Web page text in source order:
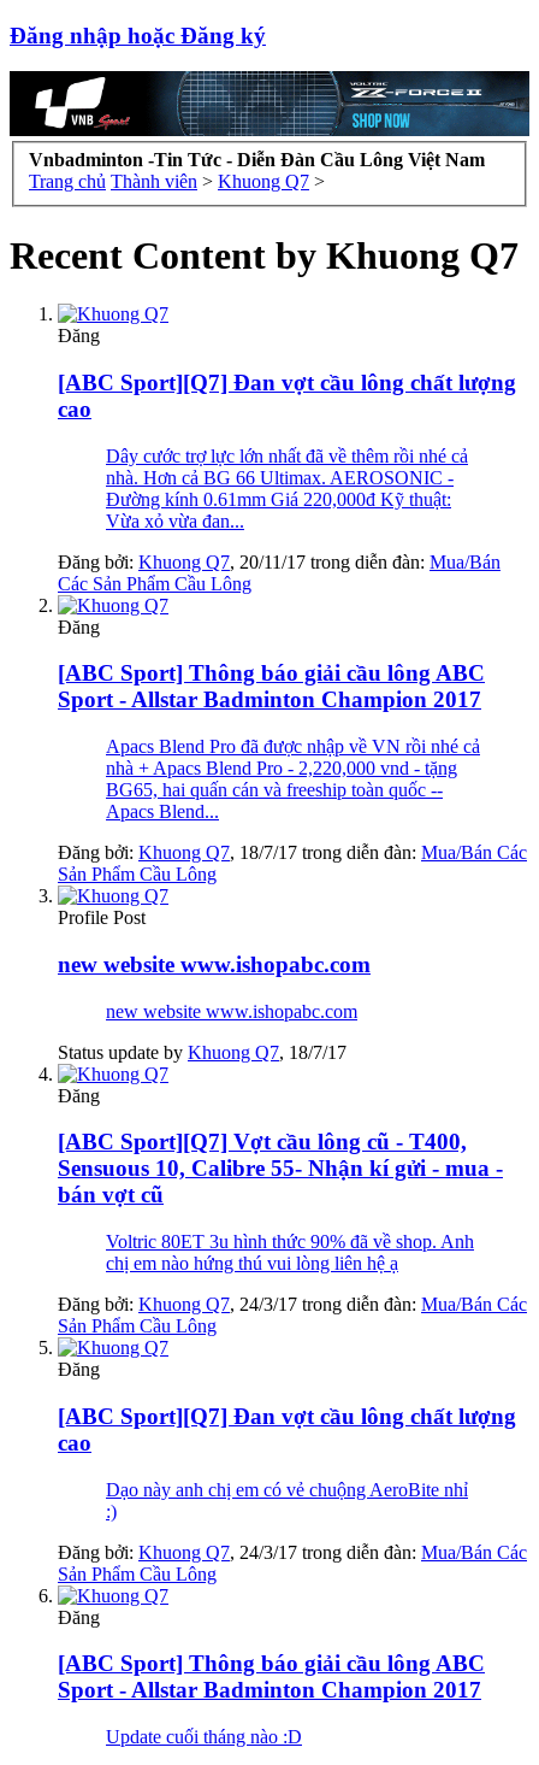
Đăng nhập hoặc Đăng ký
Vnbadminton -Tin Tức - Diễn Đàn Cầu Lông Việt Nam
Trang chủ Thành viên > Khuong Q7 >
Recent Content by Khuong Q7
Đăng
[ABC Sport][Q7] Đan vợt cầu lông chất lượng
cao
Dây cước trợ lực lớn nhất đã về thêm rồi nhé cả
nhà. Hơn cả BG 66 Ultimax. AEROSONIC -
Đường kính 0.61mm Giá 220,000đ Kỹ thuật:
Vừa xỏ vừa đan...
Đăng bởi: Khuong Q7, 20/11/17 trong diễn đàn: Mua/Bán
Các Sản Phẩm Cầu Lông
Đăng
[ABC Sport] Thông báo giải cầu lông ABC
Sport - Allstar Badminton Champion 2017
Apacs Blend Pro đã được nhập về VN rồi nhé cả
nhà + Apacs Blend Pro - 2,220,000 vnd - tặng
BG65, hai quấn cán và freeship toàn quốc --
Apacs Blend...
Đăng bởi: Khuong Q7, 18/7/17 trong diễn đàn: Mua/Bán Các
Sản Phẩm Cầu Lông
Profile Post
new website www.ishopabc.com
new website www.ishopabc.com
Status update by Khuong Q7, 18/7/17
Đăng
[ABC Sport][Q7] Vợt cầu lông cũ - T400,
Sensuous 10, Calibre 55- Nhận kí gửi - mua -
bán vợt cũ
Voltric 80ET 3u hình thức 90% đã về shop. Anh
chị em nào hứng thú vui lòng liên hệ ạ
Đăng bởi: Khuong Q7, 24/3/17 trong diễn đàn: Mua/Bán Các
Sản Phẩm Cầu Lông
Đăng
[ABC Sport][Q7] Đan vợt cầu lông chất lượng
cao
Dạo này anh chị em có vẻ chuộng AeroBite nhỉ
:)
Đăng bởi: Khuong Q7, 24/3/17 trong diễn đàn: Mua/Bán Các
Sản Phẩm Cầu Lông
Đăng
[ABC Sport] Thông báo giải cầu lông ABC
Sport - Allstar Badminton Champion 2017
Update cuối tháng nào :D